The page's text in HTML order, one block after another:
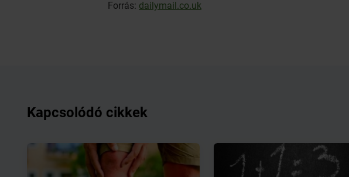
Forrás: dailymail.co.uk
Kapcsolódó cikkek